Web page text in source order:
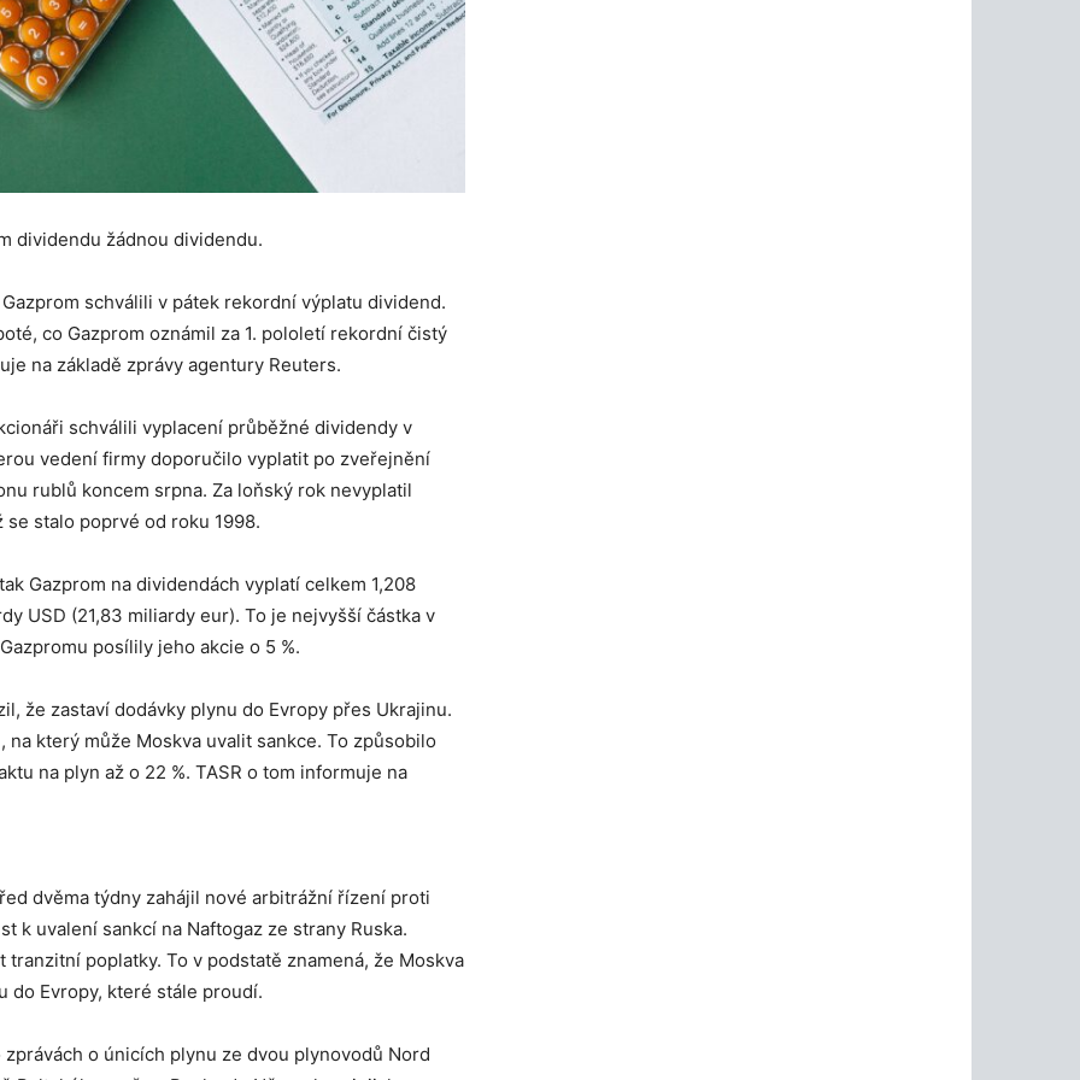
dividendu žádnou dividendu.
schválili v pátek rekordní výplatu dividend.
co Gazprom oznámil za 1. pololetí rekordní čistý
na základě zprávy agentury Reuters.
schválili vyplacení průběžné dividendy v
vedení firmy doporučilo vyplatit po zveřejnění
rublů koncem srpna. Za loňský rok nevyplatil
stalo poprvé od roku 1998.
Gazprom na dividendách vyplatí celkem 1,208
USD (21,83 miliardy eur). To je nejvyšší částka v
posílily jeho akcie o 5 %.
že zastaví dodávky plynu do Evropy přes Ukrajinu.
který může Moskva uvalit sankce. To způsobilo
na plyn až o 22 %. TASR o tom informuje na
dvěma týdny zahájil nové arbitrážní řízení proti
k uvalení sankcí na Naftogaz ze strany Ruska.
poplatky. To v podstatě znamená, že Moskva
do Evropy, které stále proudí.
o únicích plynu ze dvou plynovodů Nord